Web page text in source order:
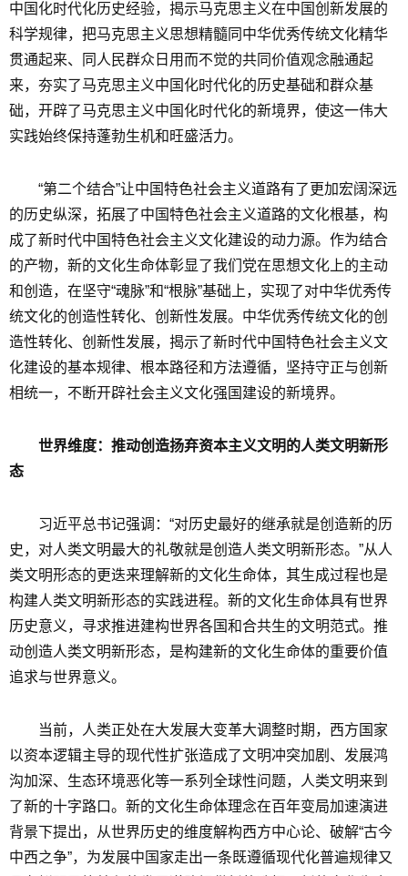
中国化时代化历史经验，揭示马克思主义在中国创新发展的
科学规律，把马克思主义思想精髓同中华优秀传统文化精华
贯通起来、同人民群众日用而不觉的共同价值观念融通起
来，夯实了马克思主义中国化时代化的历史基础和群众基
础，开辟了马克思主义中国化时代化的新境界，使这一伟大
实践始终保持蓬勃生机和旺盛活力。
“第二个结合”让中国特色社会主义道路有了更加宏阔深远
的历史纵深，拓展了中国特色社会主义道路的文化根基，构
成了新时代中国特色社会主义文化建设的动力源。作为结合
的产物，新的文化生命体彰显了我们党在思想文化上的主动
和创造，在坚守“魂脉”和“根脉”基础上，实现了对中华优秀传
统文化的创造性转化、创新性发展。中华优秀传统文化的创
造性转化、创新性发展，揭示了新时代中国特色社会主义文
化建设的基本规律、根本路径和方法遵循，坚持守正与创新
相统一，不断开辟社会主义文化强国建设的新境界。
世界维度：推动创造扬弃资本主义文明的人类文明新形
态
习近平总书记强调：“对历史最好的继承就是创造新的历
史，对人类文明最大的礼敬就是创造人类文明新形态。”从人
类文明形态的更迭来理解新的文化生命体，其生成过程也是
构建人类文明新形态的实践进程。新的文化生命体具有世界
历史意义，寻求推进建构世界各国和合共生的文明范式。推
动创造人类文明新形态，是构建新的文化生命体的重要价值
追求与世界意义。
当前，人类正处在大发展大变革大调整时期，西方国家
以资本逻辑主导的现代性扩张造成了文明冲突加剧、发展鸿
沟加深、生态环境恶化等一系列全球性问题，人类文明来到
了新的十字路口。新的文化生命体理念在百年变局加速演进
背景下提出，从世界历史的维度解构西方中心论、破解“古今
中西之争”，为发展中国家走出一条既遵循现代化普遍规律又